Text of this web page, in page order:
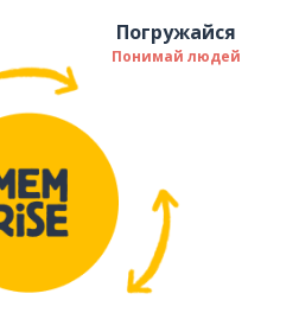
Погружайся
Понимай людей